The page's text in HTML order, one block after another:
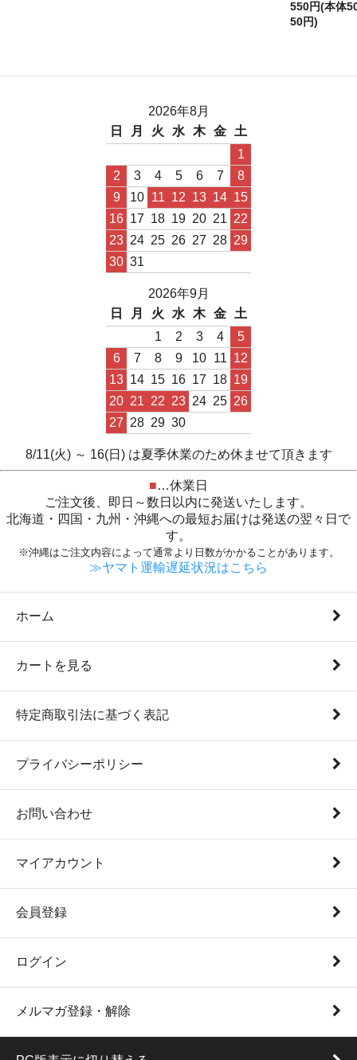
550円(本体
50円)
2026年8月
日
月 火 水 木 金
土
1
2
3 4 5 6 7
8
9
10 11 12 13 14 15
16 17 18 19 20 21 22
23 24 25 26 27 28 29
30 31
2026年9月
日
月 火 水 木 金
土
1
2 3 4
5
6
7 8 9 10 11 12
13 14 15 16 17 18 19
20 21 22 23 24 25 26
27 28 29 30
8/11(火) ～ 16(日) は夏季休業のため休ませて頂きます
■…休業日
ご注文後、即日～数日以内に発送いたします。
北海道・四国・九州・沖縄への最短お届けは発送の翌々日で
す。
※沖縄はご注文内容によって通常より日数がかかることがあります。
≫ヤマト運輸遅延状況はこちら
ホーム
カートを見る
特定商取引法に基づく表記
プライバシーポリシー
お問い合わせ
マイアカウント
会員登録
ログイン
メルマガ登録・解除